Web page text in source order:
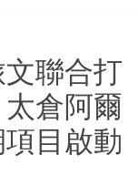
聯合打
倉阿爾
目啟動